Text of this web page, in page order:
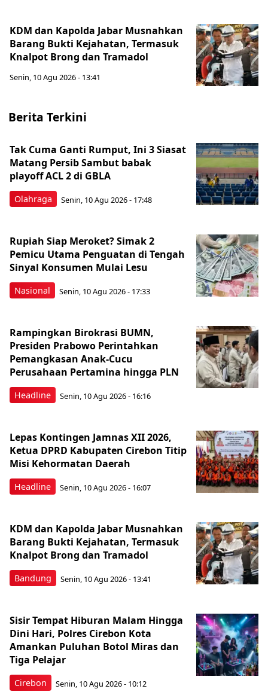
KDM dan Kapolda Jabar Musnahkan
Barang Bukti Kejahatan, Termasuk
Knalpot Brong dan Tramadol
Senin, 10 Agu 2026 - 13:41
Berita Terkini
Olahraga
Tak Cuma Ganti Rumput, Ini 3 Siasat
Matang Persib Sambut babak
playoff ACL 2 di GBLA
Senin, 10 Agu 2026 - 17:48
Nasional
Rupiah Siap Meroket? Simak 2
Pemicu Utama Penguatan di Tengah
Sinyal Konsumen Mulai Lesu
Senin, 10 Agu 2026 - 17:33
Headline
Rampingkan Birokrasi BUMN,
Presiden Prabowo Perintahkan
Pemangkasan Anak-Cucu
Perusahaan Pertamina hingga PLN
Senin, 10 Agu 2026 - 16:16
Headline
Lepas Kontingen Jamnas XII 2026,
Ketua DPRD Kabupaten Cirebon Titip
Misi Kehormatan Daerah
Senin, 10 Agu 2026 - 16:07
Bandung
KDM dan Kapolda Jabar Musnahkan
Barang Bukti Kejahatan, Termasuk
Knalpot Brong dan Tramadol
Senin, 10 Agu 2026 - 13:41
Cirebon
Sisir Tempat Hiburan Malam Hingga
Dini Hari, Polres Cirebon Kota
Amankan Puluhan Botol Miras dan
Tiga Pelajar
Senin, 10 Agu 2026 - 10:12